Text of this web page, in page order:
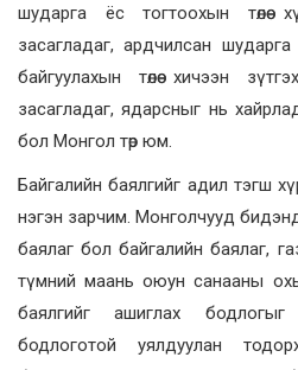
шударга ёс тогтоохын төлөө
засагладаг, ардчилсан шударга
байгуулахын төлөө хичээн
засагладаг, ядарсныг нь
бол Монгол төр юм.
Байгалийн баялгийг адил тэгш
нэгэн зарчим. Монголчууд бидэнд
баялаг бол байгалийн баялаг,
түмний маань оюун санааны
баялгийг ашиглах
бодлоготой уялдуулан